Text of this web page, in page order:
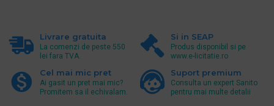
Livrare gratuita
La comenzi de peste 550
lei fara TVA.
Si in SEAP
Produs disponibil si pe
www.e-licitatie.ro
Cel mai mic pret
Ai gasit un pret mai mic?
Promitem sa il echivalam.
Suport premium
Consulta un expert Sanito
pentru mai multe detalii